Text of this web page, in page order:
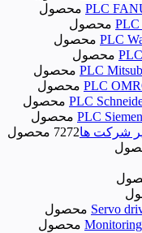
7272 محصول